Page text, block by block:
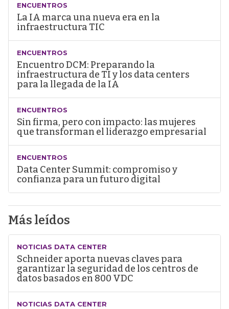
ENCUENTROS
La IA marca una nueva era en la
infraestructura TIC
ENCUENTROS
Encuentro DCM: Preparando la
infraestructura de TI y los data centers
para la llegada de la IA
ENCUENTROS
Sin firma, pero con impacto: las mujeres
que transforman el liderazgo empresarial
ENCUENTROS
Data Center Summit: compromiso y
confianza para un futuro digital
Más leídos
NOTICIAS DATA CENTER
Schneider aporta nuevas claves para
garantizar la seguridad de los centros de
datos basados en 800 VDC
NOTICIAS DATA CENTER